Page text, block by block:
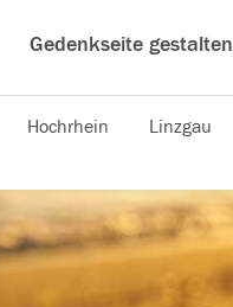
Gedenkseite gestalten
Hochrhein Linzgau